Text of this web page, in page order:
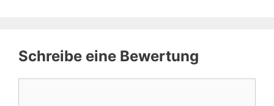
Schreibe eine Bewertung